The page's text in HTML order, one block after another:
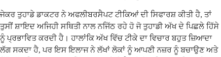
ਜੇਕਰ ਤੁਹਾਡੇ ਡਾਕਟਰ ਨੇ ਅਫਲੀਬਰਸੈਪਟ ਟੀਕਿਆਂ ਦੀ ਸਿਫਾਰਸ਼ ਕੀਤੀ ਹੈ, ਤਾਂ
ਤੁਸੀਂ ਸ਼ਾਇਦ ਅਜਿਹੀ ਸਥਿਤੀ ਨਾਲ ਨਜਿੱਠ ਰਹੇ ਹੋ ਜੋ ਤੁਹਾਡੀ ਅੱਖ ਦੇ ਪਿਛਲੇ ਹਿੱਸੇ
ਨੂੰ ਪ੍ਰਭਾਵਿਤ ਕਰਦੀ ਹੈ। ਹਾਲਾਂਕਿ ਅੱਖ ਵਿੱਚ ਟੀਕੇ ਦਾ ਵਿਚਾਰ ਬਹੁਤ ਜ਼ਿਆਦਾ
ਲੱਗ ਸਕਦਾ ਹੈ, ਪਰ ਇਸ ਇਲਾਜ ਨੇ ਲੱਖਾਂ ਲੋਕਾਂ ਨੂੰ ਆਪਣੀ ਨਜ਼ਰ ਨੂੰ ਬਚਾਉਣ ਅਤੇ